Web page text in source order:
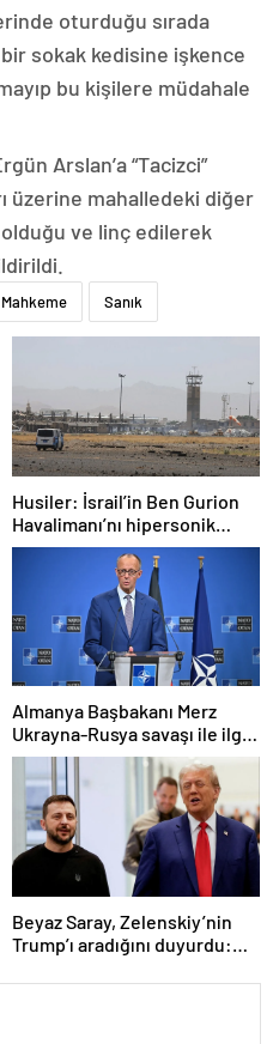
oturduğu sırada
sokak kedisine işkence
bu kişilere müdahale
Arslan’a “Tacizci”
üzerine mahalledeki diğer
ve linç edilerek
Mahkeme Sanık
Husiler: İsrail’in Ben Gurion
Havalimanı’nı hipersonik
füzeyle hedef aldık
Almanya Başbakanı Merz
Ukrayna-Rusya savaşı ile ilgili
konuştu: “Top Moskova’nın
sahasında”
Beyaz Saray, Zelenskiy’nin
Trump’ı aradığını duyurdu:
oldu”